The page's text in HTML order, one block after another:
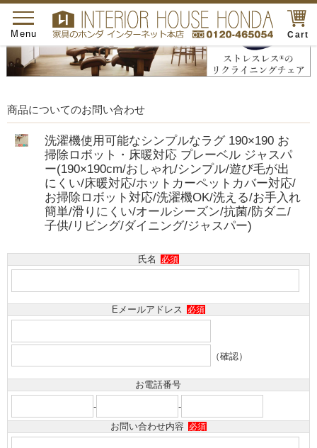
Cart
toggle
navigation
Menu
商品についてのお問い合わせ
洗濯機使用可能なシンプルなラグ 190×190 お
掃除ロボット・床暖対応 プレーベル ジャスパ
ー(190×190cm/おしゃれ/シンプル/遊び毛が出
にくい/床暖対応/ホットカーペットカバー対応/
お掃除ロボット対応/洗濯機OK/洗える/お手入れ
簡単/滑りにくい/オールシーズン/抗菌/防ダニ/
子供/リビング/ダイニング/ジャスパー)
氏名 必須
Eメールアドレス 必須
（確認）
お電話番号
-
-
お問い合わせ内容
必須